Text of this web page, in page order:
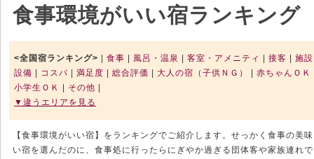
食事環境がいい宿ランキング
<全国宿ランキング> 食事 風呂・温泉 客室・アメニティ 接客
施
設備
コスパ 満足度 総合評価 大人の宿（子供ＮＧ） 赤ちゃんＯＫ
小学生ＯＫ
その他
▼違うエリアを見る
【食事環境がいい宿】をランキングでご紹介します。せっかく食事の美
い宿を選んだのに、食事処に行ったらにぎやか過ぎる団体客や家族連れ